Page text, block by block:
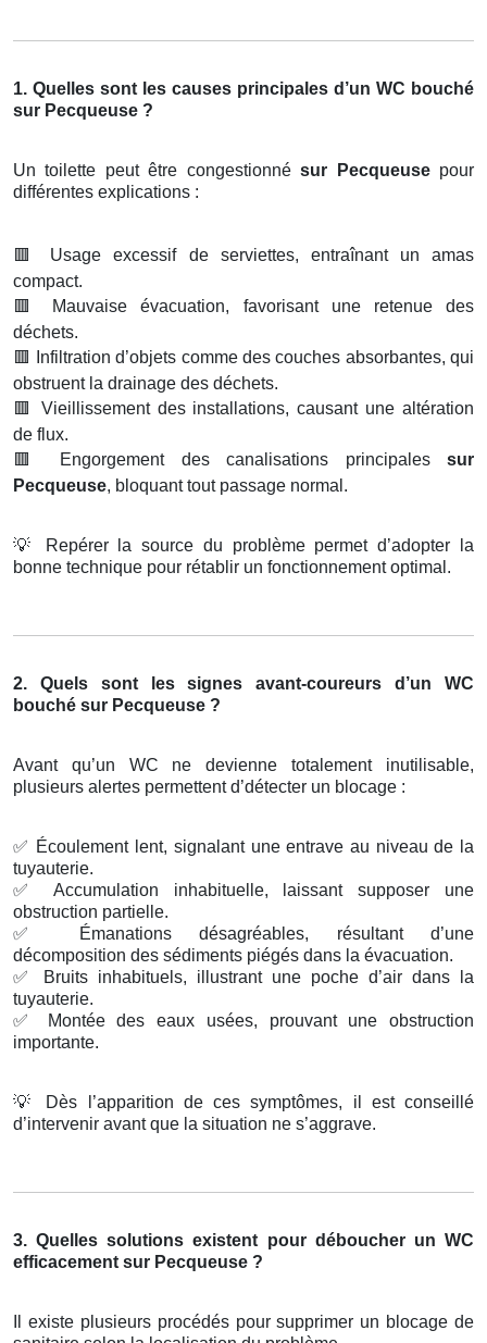
1. Quelles sont les causes principales d’un WC bouché
sur Pecqueuse ?
Un toilette peut être congestionnésur Pecqueuse pour
différentes explications :
🟥
Usage excessif de serviettes, entraînant un amas
compact.
🟥
Mauvaise évacuation, favorisant une retenue des
déchets.
🟥
Infiltration d’objets comme des couches absorbantes, qui
obstruent la drainage des déchets.
🟥
Vieillissement des installations, causant une altération
de flux.
🟥
Engorgement des canalisations principales sur
Pecqueuse, bloquant tout passage normal.
💡
Repérer la source du problème permet d’adopter la
bonne technique pour rétablir un fonctionnement optimal.
2. Quels sont les signes avant-coureurs d’un WC
bouché sur Pecqueuse ?
Avant qu’un WC ne devienne totalement inutilisable,
plusieurs alertes permettent d’détecter un blocage :
✅ Écoulement lent, signalant une entrave au niveau de la
tuyauterie.
✅
Accumulation inhabituelle, laissant supposer une
obstruction partielle.
✅
Émanations désagréables, résultant d’une
décomposition des sédiments piégés dans la évacuation.
✅
Bruits inhabituels, illustrant une poche d’air dans la
tuyauterie.
✅
Montée des eaux usées, prouvant une obstruction
importante.
💡
Dès l’apparition de ces symptômes, il est conseillé
d’intervenir avant que la situation ne s’aggrave.
3. Quelles solutions existent pour déboucher un WC
efficacement sur Pecqueuse ?
Il existe plusieurs procédés pour supprimer un blocage de